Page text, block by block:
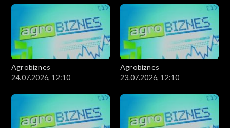
Agrobiznes
24.07.2026, 12:10
Agrobiznes
23.07.2026, 12:10